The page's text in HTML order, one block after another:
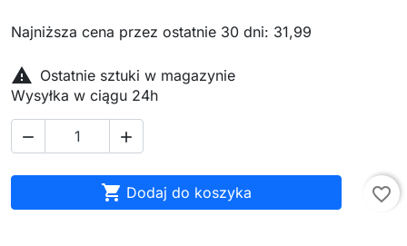
Najniższa cena przez ostatnie 30 dni: 31,99
 Ostatnie sztuki w magazynie
Wysyłka w ciągu 24h
 
 Dodaj do koszyka favorite_border